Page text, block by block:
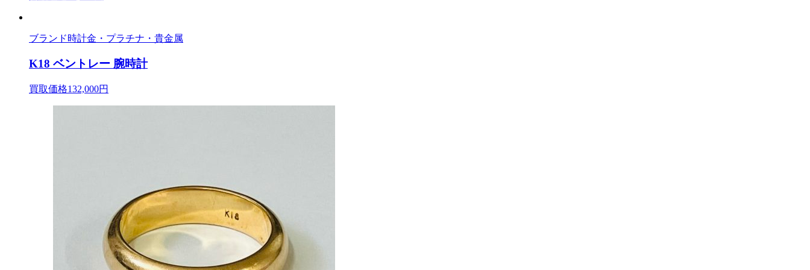
ブランド時計金・プラチナ・貴金属
K18 ベントレー 腕時計
買取価格132,000円